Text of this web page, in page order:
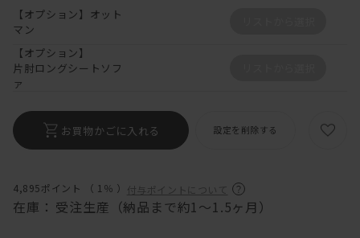
4,895ポイント （ 1％ ） 付与ポイントについて
在庫： 受注生産（納品まで約1～1.5ヶ月）
【オプション】オット
マン
【オプション】
片肘ロングシートソフ
ァ
お買物かごに入れる 設定を削除する